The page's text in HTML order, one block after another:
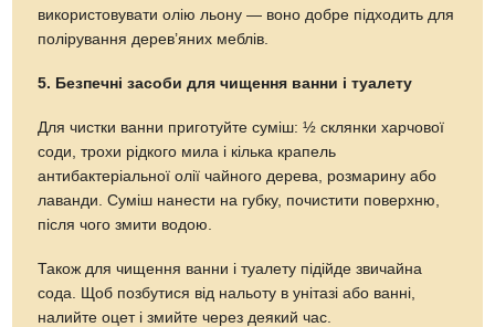
використовувати олію льону — воно добре підходить для
полірування дерев’яних меблів.
5. Безпечні засоби для чищення ванни і туалету
Для чистки ванни приготуйте суміш: ½ склянки харчової
соди, трохи рідкого мила і кілька крапель
антибактеріальної олії чайного дерева, розмарину або
лаванди. Суміш нанести на губку, почистити поверхню,
після чого змити водою.
Також для чищення ванни і туалету підійде звичайна
сода. Щоб позбутися від нальоту в унітазі або ванні,
налийте оцет і змийте через деякий час.